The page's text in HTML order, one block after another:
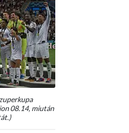
08.14, miután